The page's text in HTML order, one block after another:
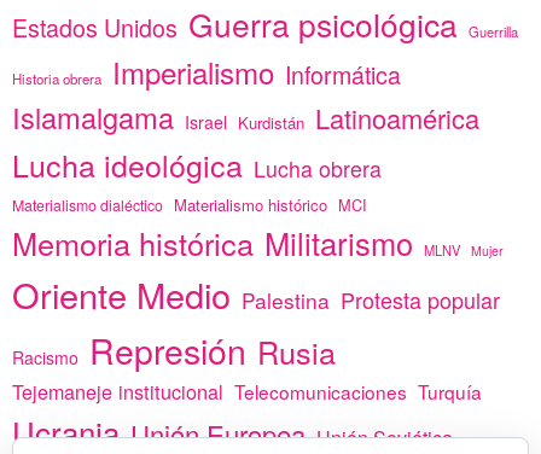
Estados Unidos Guerra psicológica Guerrilla
Historia obrera Imperialismo Informática
Islamalgama Israel Kurdistán Latinoamérica
Lucha ideológica Lucha obrera
Materialismo dialéctico Materialismo histórico MCI
Memoria histórica Militarismo MLNV Mujer
Oriente Medio Palestina Protesta popular
Racismo Represión Rusia
Tejemaneje institucional Telecomunicaciones Turquía
Ucrania Unión Europea Unión Soviética